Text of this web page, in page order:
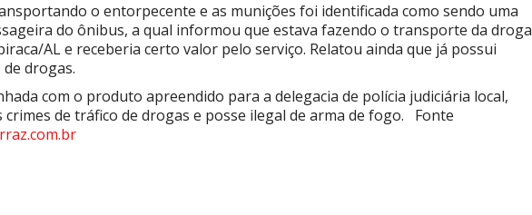
o entorpecente e as munições foi identificada como sendo uma
do ônibus, a qual informou que estava fazendo o transporte da droga
AL e receberia certo valor pelo serviço. Relatou ainda que já possui
drogas.
com o produto apreendido para a delegacia de polícia judiciária local,
de tráfico de drogas e posse ilegal de arma de fogo. Fonte